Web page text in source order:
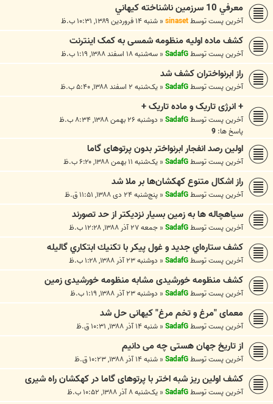
معرفي 10 سرزمين ناشناخته کيهاني
آخرین پست توسطsinaset
« شنبه ۱۴ فروردین ۱۳۸۹, ۱۰:۳۱ ب.ظ
کشف ماده اولیه منظومه شمسی به کمک اینترنت
آخرین پست توسطSadafG
« سه‌شنبه ۱۸ اسفند ۱۳۸۸, ۱:۱۹ ب.ظ
راز ابرنواختران کشف شد
آخرین پست توسطSadafG
« یک‌شنبه ۲ اسفند ۱۳۸۸, ۵:۴۰ ب.ظ
+ انرژی تاریک و ماده تاریک +
آخرین پست توسطSadafG
« دوشنبه ۲۶ بهمن ۱۳۸۸, ۸:۳۴ ب.ظ
پاسخ ها: 9
اولین رصد انفجار ابرنواختر بدون پرتوهای گاما
آخرین پست توسطSadafG
« یک‌شنبه ۱۱ بهمن ۱۳۸۸, ۶:۲۰ ب.ظ
راز اشكال متنوع كهكشان‌ها بر ملا شد
آخرین پست توسطSadafG
« پنج‌شنبه ۲۴ دی ۱۳۸۸, ۱۱:۵۱ ق.ظ
سیاهچاله ها به زمین بسیار نزدیکتر از حد تصورند
آخرین پست توسطSadafG
« جمعه ۲۷ آذر ۱۳۸۸, ۱۲:۲۸ ب.ظ
كشف ستاره‌اي جديد و غول پيكر با تكنيك ابتكاري گاليله
آخرین پست توسطSadafG
« دوشنبه ۲۳ آذر ۱۳۸۸, ۱:۲۸ ب.ظ
کشف منظومه خورشیدی مشابه منظومه خورشیدی زمین
آخرین پست توسطSadafG
« دوشنبه ۲۳ آذر ۱۳۸۸, ۱:۱۹ ب.ظ
معمای "مرغ و تخم مرغ" کیهانی حل شد
آخرین پست توسطSadafG
« شنبه ۱۴ آذر ۱۳۸۸, ۱۰:۳۱ ق.ظ
از تاریخ جهان هستی چه می دانیم
آخرین پست توسطSadafG
« شنبه ۱۴ آذر ۱۳۸۸, ۱۰:۲۳ ق.ظ
کشف اولین ریز شبه اختر با پرتوهای گاما در کهکشان راه شیری
آخرین پست توسطSadafG
« یک‌شنبه ۸ آذر ۱۳۸۸, ۱۰:۵۲ ب.ظ